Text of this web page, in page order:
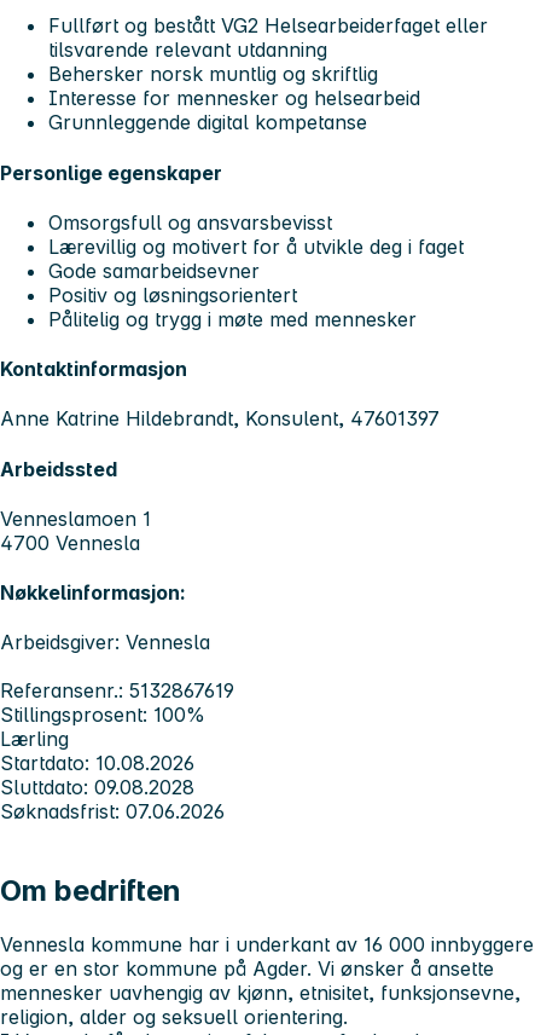
Fullført og bestått VG2 Helsearbeiderfaget eller
tilsvarende relevant utdanning
Behersker norsk muntlig og skriftlig
Interesse for mennesker og helsearbeid
Grunnleggende digital kompetanse
Personlige egenskaper
Omsorgsfull og ansvarsbevisst
Lærevillig og motivert for å utvikle deg i faget
Gode samarbeidsevner
Positiv og løsningsorientert
Pålitelig og trygg i møte med mennesker
Kontaktinformasjon
Anne Katrine Hildebrandt, Konsulent, 47601397
Arbeidssted
Venneslamoen 1
4700 Vennesla
Nøkkelinformasjon:
Arbeidsgiver: Vennesla
Referansenr.: 5132867619
Stillingsprosent: 100%
Lærling
Startdato: 10.08.2026
Sluttdato: 09.08.2028
Søknadsfrist: 07.06.2026
Om bedriften
Vennesla kommune har i underkant av 16 000 innbyggere
og er en stor kommune på Agder. Vi ønsker å ansette
mennesker uavhengig av kjønn, etnisitet, funksjonsevne,
religion, alder og seksuell orientering.